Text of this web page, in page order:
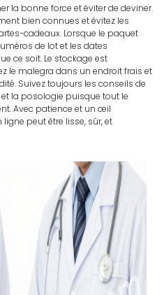
la bonne force et éviter de deviner.
bien connues et évitez les
cadeaux. Lorsque le paquet
de lot et les dates
ce soit. Le stockage est
le malegra dans un endroit frais et
Suivez toujours les conseils de
la posologie puisque tout le
Avec patience et un œil
peut être lisse, sûr, et